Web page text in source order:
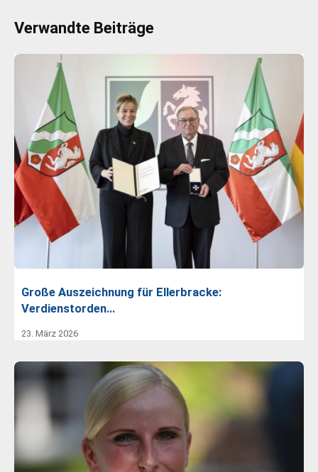
Verwandte Beiträge
Große Auszeichnung für Ellerbracke:
Verdienstorden…
23. März 2026